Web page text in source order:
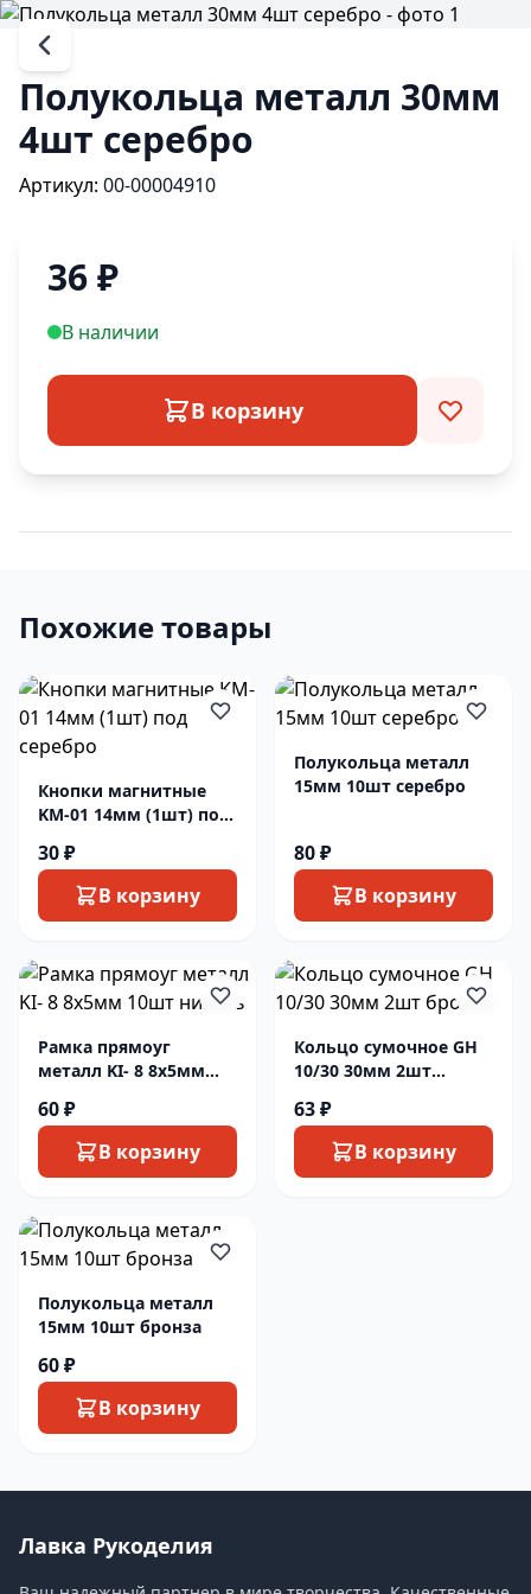
Полукольца металл 30мм
4шт серебро
Артикул: 00-00004910
36₽
В наличии
В корзину
Похожие товары
Кнопки магнитные
KM-01 14мм (1шт) под
30 ₽
В корзину
Полукольца металл
15мм 10шт серебро
80 ₽
В корзину
Рамка прямоуг
металл KI- 8 8х5мм
60 ₽
В корзину
Кольцо сумочное GH
10/30 30мм 2шт
63 ₽
В корзину
Полукольца металл
15мм 10шт бронза
60 ₽
В корзину
Лавка Рукоделия